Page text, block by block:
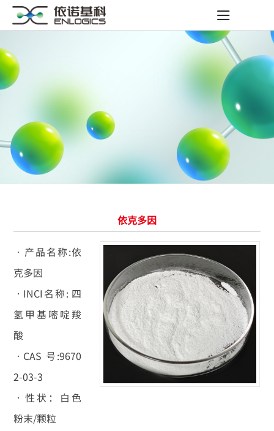
依克多因
•产品名称:依
克多因
•INCI名称: 四
氢甲基嘧啶羧
酸
•CAS 号:9670
2-03-3
•性状：白色
粉末/颗粒